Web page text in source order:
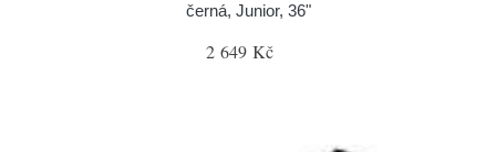
černá, Junior, 36"
2 649 Kč